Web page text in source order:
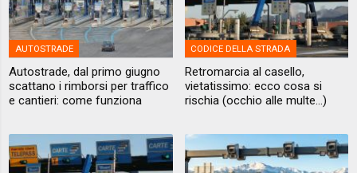
AUTOSTRADE
Autostrade, dal primo giugno
scattano i rimborsi per traffico
e cantieri: come funziona
CODICE DELLA STRADA
Retromarcia al casello,
vietatissimo: ecco cosa si
rischia (occhio alle multe...)